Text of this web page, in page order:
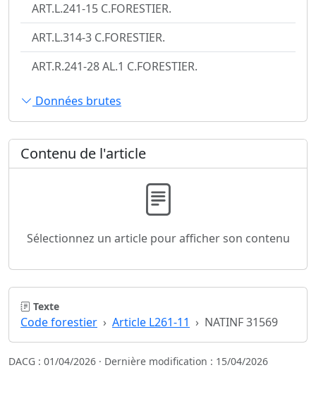
ART.L.241-15 C.FORESTIER.
ART.L.314-3 C.FORESTIER.
ART.R.241-28 AL.1 C.FORESTIER.
Données brutes
Contenu de l'article
Sélectionnez un article pour afficher son contenu
Texte
Code forestier Article L261-11 NATINF 31569
DACG : 01/04/2026 · Dernière modification : 15/04/2026